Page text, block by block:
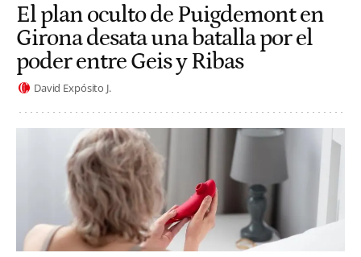
El plan oculto de Puigdemont en
Girona desata una batalla por el
poder entre Geis y Ribas
David Expósito J.